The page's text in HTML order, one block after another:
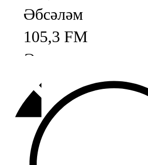
Әбсәләм
105,3 FM
Әлмәт
92,9 FM
Базарлы матак
107,1 FM
Балык бистәсе